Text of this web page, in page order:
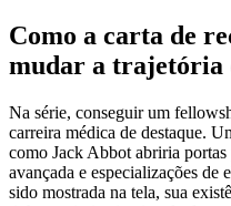
Como a carta de
mudar a trajetória
Na série, conseguir um
carreira médica de destaque.
como Jack Abbot abriria portas
avançada e especializações de
sido mostrada na tela, sua